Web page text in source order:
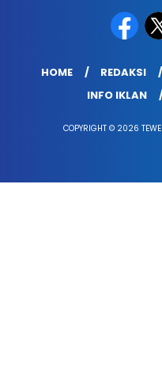
HOME REDAKSI
INFO IKLAN
COPYRIGHT © 2026